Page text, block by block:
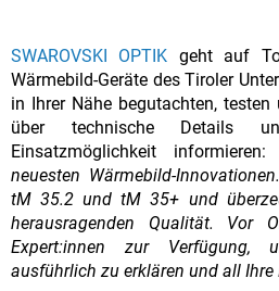
SWAROVSKI OPTIK geht auf
Wärmebild-Geräte des Tiroler
in Ihrer Nähe begutachten,
über technische Details
Einsatzmöglichkeit informieren:
neuesten Wärmebild-
tM 35.2 und tM 35+ und
herausragenden Qualität. Vor
Expert:innen zur Verfügung,
ausführlich zu erklären und all